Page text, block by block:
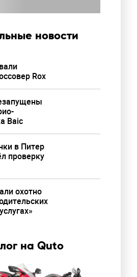
новости
Rox
Baic
в Питер
проверку
охотно
на Quto